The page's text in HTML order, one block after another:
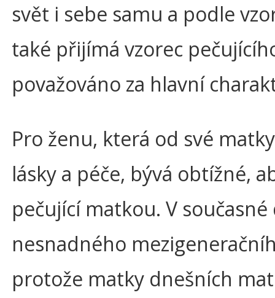
svět i sebe samu a podle
také přijímá vzorec
považováno za hlavní
Pro ženu, která od své
lásky a péče, bývá obtížné,
pečující matkou. V
nesnadného
protože matky dnešních